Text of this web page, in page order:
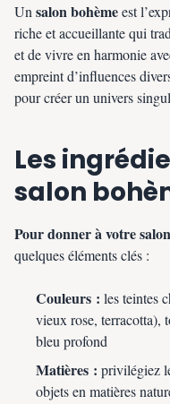
Un salon bohèmeest
riche et accueillante qui
et de vivre en harmonie
empreint d’influences
pour créer un univers
Les
salon
Pour donner à votre
quelques éléments clés :
Couleurs : les teintes
vieux rose, terracotta),
bleu profond
Matières : privilégiez
objets en matières